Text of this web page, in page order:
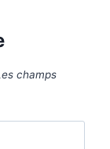
champs